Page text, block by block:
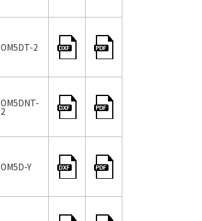
OM5DT-2
OM5DNT-
2
OM5D-Y